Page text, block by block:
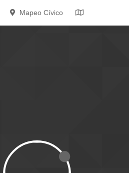
Mapeo Cívico